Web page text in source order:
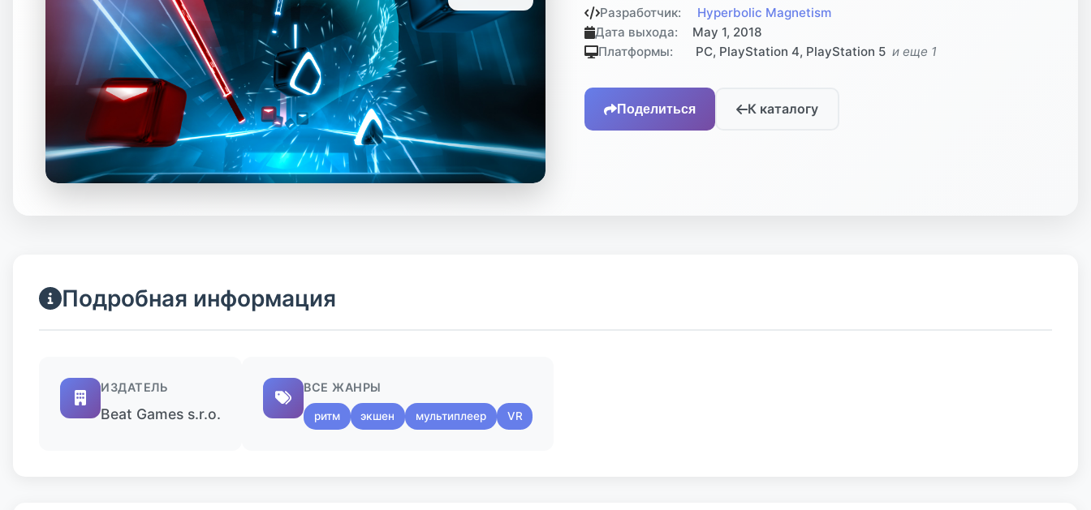
Разработчик:
Hyperbolic Magnetism
Дата выхода:
May 1, 2018
Платформы:
PC, PlayStation 4, PlayStation 5 и еще 1
Поделиться К каталогу
Подробная информация
ИЗДАТЕЛЬ
Beat Games s.r.o.
ВСЕ ЖАНРЫ
ритм экшен мультиплеер VR